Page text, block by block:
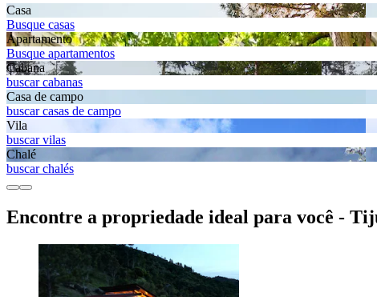
Casa
Busque casas
Apartamento
Busque apartamentos
Cabana
buscar cabanas
Casa de campo
buscar casas de campo
Vila
buscar vilas
Chalé
buscar chalés
Encontre a propriedade ideal para você -